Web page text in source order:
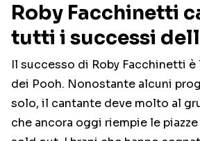
Roby Facchinetti
tutti i successi
Il successo di Roby Facchinetti
dei Pooh. Nonostante alcuni
solo, il cantante deve molto al
che ancora oggi riempie le